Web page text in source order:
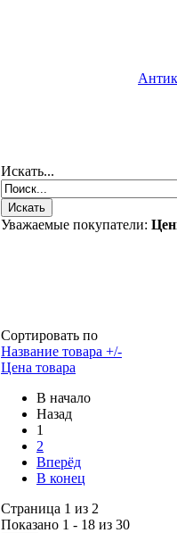
Искать...
Уважаемые покупатели:
Сортировать по
Название товара +/-
Цена товара
В начало
Назад
1
2
Вперёд
В конец
Страница 1 из 2
Показано 1 - 18 из 30